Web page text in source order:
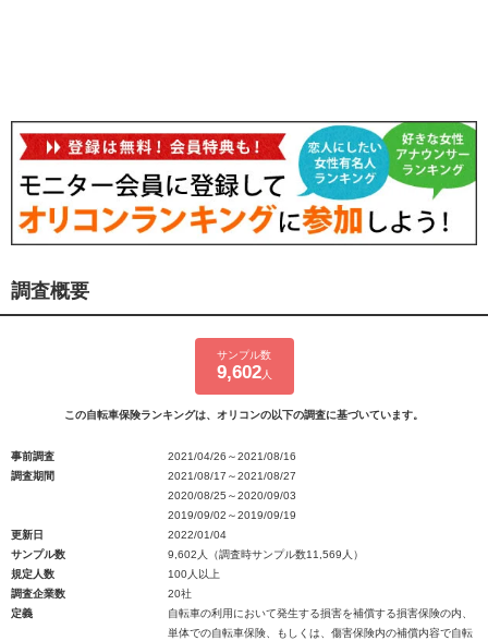
調査概要
サンプル数
9,602人
この自転車保険ランキングは、オリコンの以下の調査に基づいています。
事前調査
2021/04/26～2021/08/16
調査期間
2021/08/17～2021/08/27
2020/08/25～2020/09/03
2019/09/02～2019/09/19
更新日
2022/01/04
サンプル数
9,602人（調査時サンプル数11,569人）
規定人数
100人以上
調査企業数
20社
定義
自転車の利用において発生する損害を補償する損害保険の内、
単体での自転車保険、もしくは、傷害保険内の補償内容で自転